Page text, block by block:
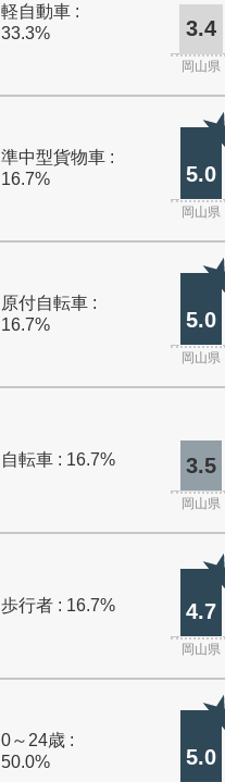
軽自動車 :
33.3%
3.4
岡山県
準中型貨物車 :
16.7%
5.0
岡山県
原付自転車 :
16.7%
5.0
岡山県
自転車 : 16.7% 3.5
岡山県
歩行者 : 16.7% 4.7
岡山県
0～24歳 :
50.0%
5.0